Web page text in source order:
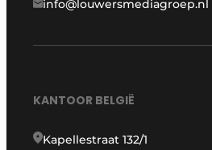
info@louwersmediagroep.nl
KANTOOR BELGIË
Kapellestraat 132/1